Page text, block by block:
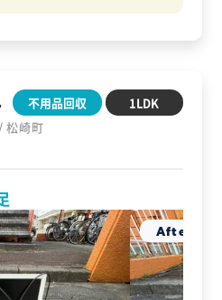
松崎町
不用品回収 1LDK